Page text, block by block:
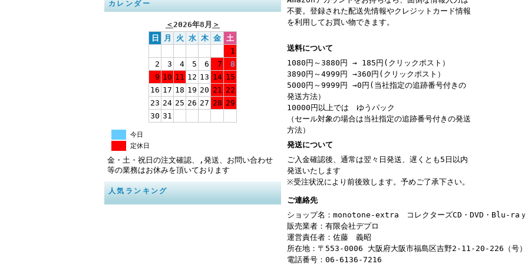
カレンダー
＜2026年8月 ＞
日
月 火 水 木 金 土
1
2
3 4 5 6 7
8
9 10 11 12 13 14 15
16 17 18 19 20 21 22
23 24 25 26 27 28 29
30 31
今日
定休日
金・土・祝日の注文確認、,発送、お問い合わせ
等の業務はお休みを頂いております
人気ランキング
不要。登録された配送先情報やクレジットカード情報
を利用してお買い物できます。
送料について
1080円～3880円 → 185円(クリックポスト）
3890円～4999円 →360円(クリックポスト）
5000円～9999円 →0円(当社指定の追跡番号付きの
発送方法）
10000円以上では ゆうパック
（セール対象の場合は当社指定の追跡番号付きの発送
方法）
発送について
ご入金確認後、通常は翌々日発送、遅くとも5日以内
発送いたします
※受注状況により前後致します。予めご了承下さい。
ご連絡先
ショップ名：monotone-extra コレクターズCD・DVD・Blu-raｙ
販売業者：有限会社デプロ
運営責任者：佐藤 義昭
所在地：〒553-0006 大阪府大阪市福島区吉野2-11-20-226（号）
電話番号：06-6136-7216